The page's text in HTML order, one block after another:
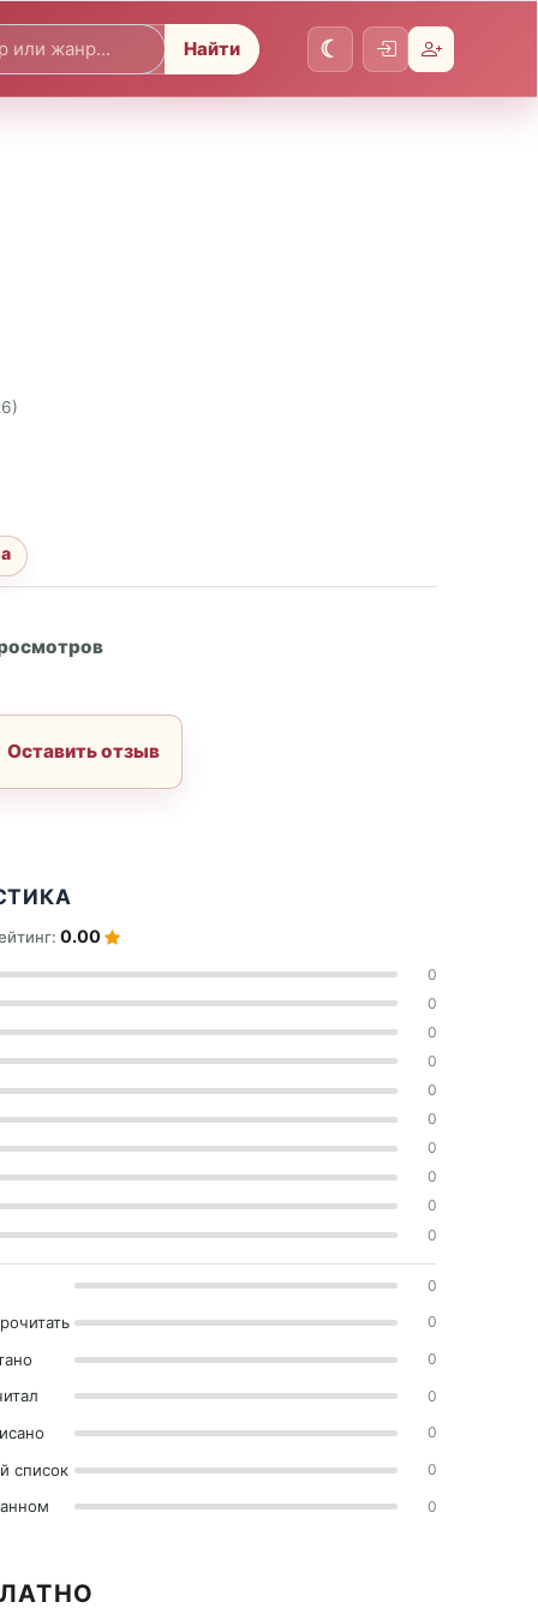
Найти
Оставить отзыв
0.00
0
0
0
0
0
0
0
0
0
0
0
0
0
0
0
список 0
0